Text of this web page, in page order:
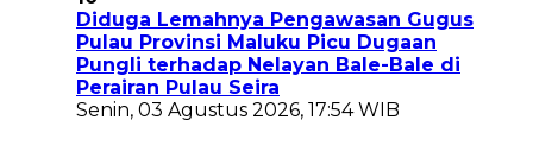
Diduga Lemahnya Pengawasan Gugus
Pulau Provinsi Maluku Picu Dugaan
Pungli terhadap Nelayan Bale-Bale di
Perairan Pulau Seira
Senin, 03 Agustus 2026, 17:54 WIB